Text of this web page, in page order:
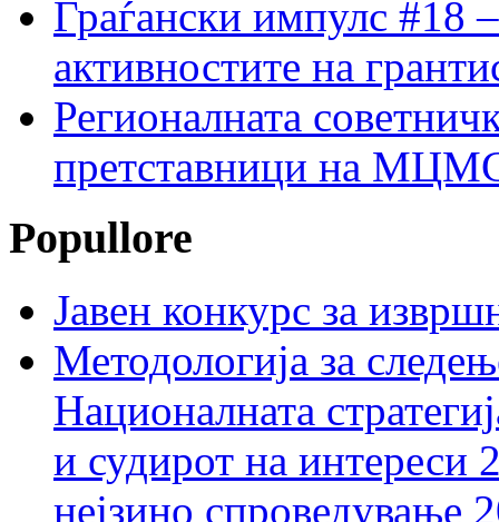
Граѓански импулс #18
активностите на
Регионалната
претставници на МЦМС
Popullore
Јавен конкурс за
Методологија за
Националната
и судирот на интереси
нејзино спроведување